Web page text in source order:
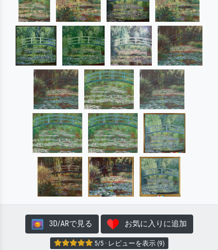
3D/ARで見る お気に入りに追加
5/5 · レビューを表示 (9)